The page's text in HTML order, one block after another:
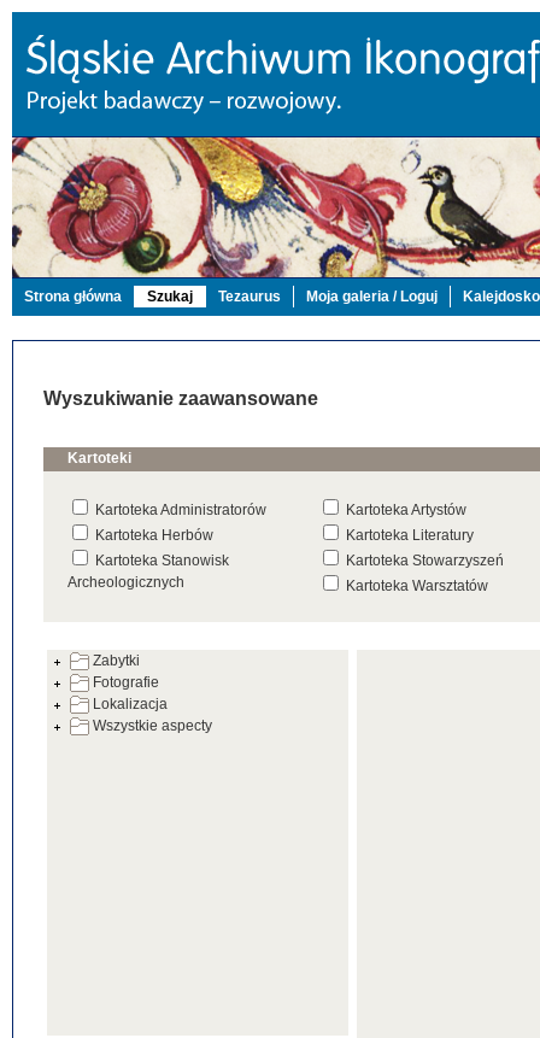
Strona główna Szukaj Tezaurus Moja galeria / Loguj
Wyszukiwanie zaawansowane
Kartoteki
Kartoteka Administratorów
Kartoteka Artystów
Kartoteka Herbów
Kartoteka Literatury
Kartoteka Stanowisk
Archeologicznych
Kartoteka Stowarzyszeń
Kartoteka Warsztatów
Zabytki
Fotografie
Lokalizacja
Wszystkie aspecty